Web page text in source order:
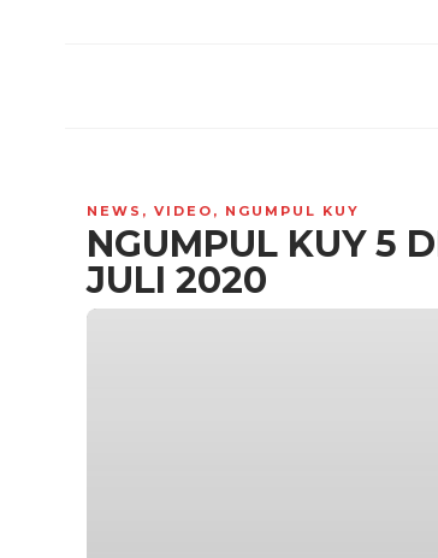
NEWS , VIDEO , NGUMPUL KUY
NGUMPUL KUY 5
JULI 2020